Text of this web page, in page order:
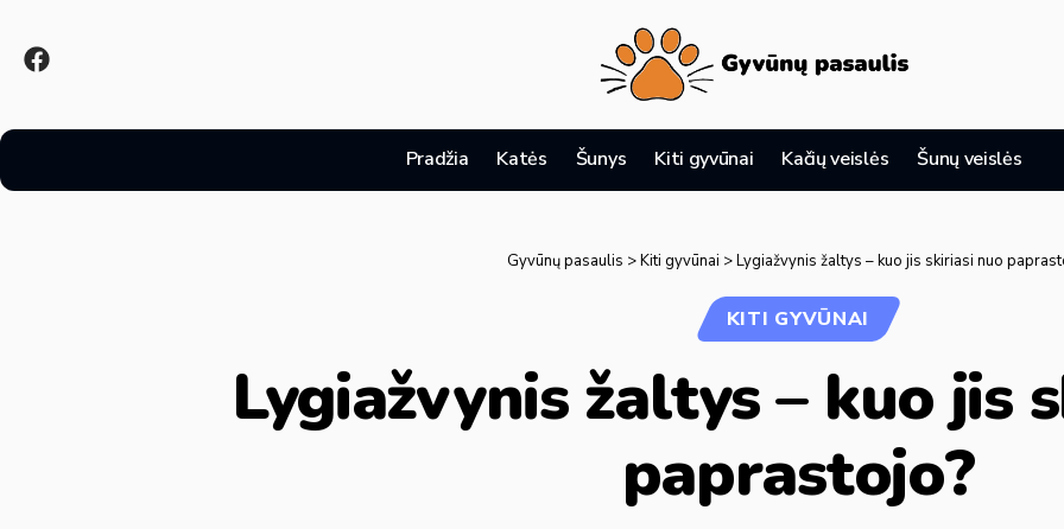
Pradžia Katės Šunys Kiti gyvūnai Kačių veislės Šunų veislės
Gyvūnų pasaulis >Kiti gyvūnai >Lygiažvynis žaltys – kuo jis skiriasi nuo
KITI GYVŪNAI
Lygiažvynis žaltys – kuo jis
paprastojo?